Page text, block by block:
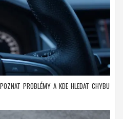
PROBLÉMY A KDE HLEDAT CHYBU